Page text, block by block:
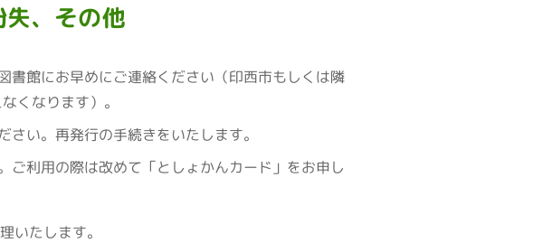
、その他
書館にお早めにご連絡ください（印西市もしくは隣
くなります）。
い。再発行の手続きをいたします。
ご利用の際は改めて「としょかんカード」をお申し
いたします。